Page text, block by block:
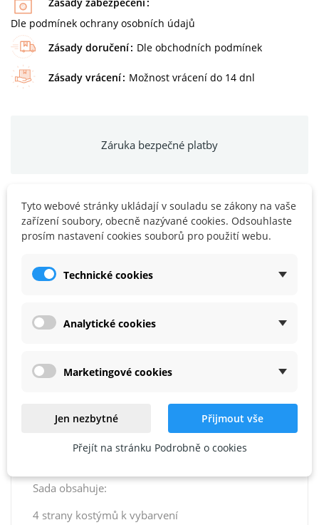
Dle podmínek ochrany osobních údajů
Zásady doručení
Dle obchodních podmínek
Zásady vrácení Možnost vrácení do 14 dnl
Záruka bezpečné platby
POPIS
kostýmy. Použijte samolepicí látky, abyste oživili
své návrhy. Nakreslete oblečení pomocí šablon a
sešitu se spirálou a magnetickým zapínáním,
obsahující veškeré potřebné příslušenství, se vejde
do kabelky nebo batohu a bude vás vždy
Sada obsahuje:
4 strany kostýmů k vybarvení
Tyto webové stránky ukládají v souladu se zákony na vaše
zařízení soubory, obecně nazývané cookies. Odsouhlaste
prosím nastavení cookies souborů pro použití webu.
Technické cookies
Analytické cookies
Marketingové cookies
Jen nezbytné Přijmout vše
Přejít na stránku Podrobně o cookies